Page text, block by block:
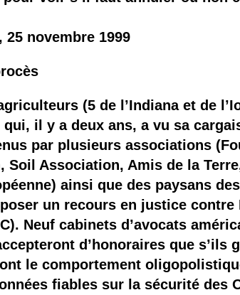
25 novembre 1999
(5 de l’Indiana et de
il y a deux ans, a vu sa
par plusieurs associations
Soil Association, Amis de la
ainsi que des paysans
un recours en justice
Neuf cabinets d’avocats
d’honoraires que
le comportement
fiables sur la sécurité des